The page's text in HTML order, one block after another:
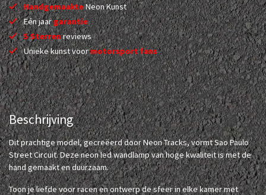
HandgemaakteNeon Kunst
Eén jaargarantie
5 Sterrenreviews
Unieke kunst voormotorsport fans
Beschrijving
Dit prachtige model, gecreëerd door Neon Tracks, vormt Sao Paulo
Street Circuit. Deze neon led wandlamp van hoge kwaliteit is met de
hand gemaakt en duurzaam.
Toon je liefde voor racen en ontwerp de sfeer in elke kamer met